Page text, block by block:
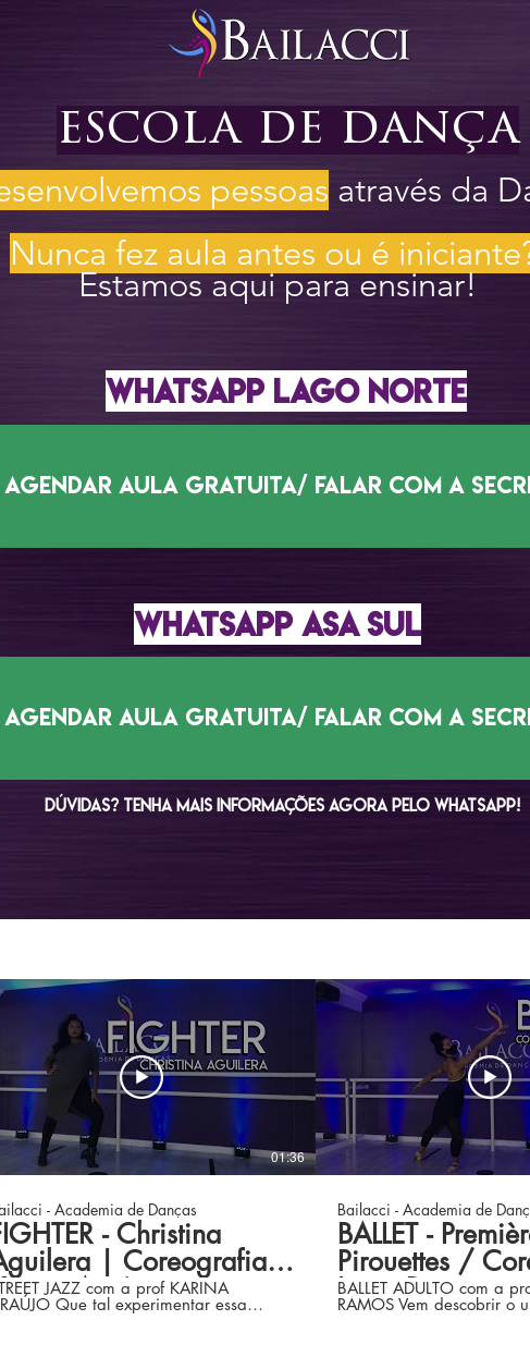
escola de dança
pessoas através da
Nunca fez aula antes ou é
Estamos aqui para ensinar!
WHATSAPP LAGO NORTE
agendar aula gratuita/ falar com a
WHATSAPP ASA SUL
agendar aula gratuita/ falar com a
Dúvidas? tenha mais informações agora pelo whatsapp!
01:36
- Academia de Danças
- Christina
| Coreografia
Araújo
JAZZ com a prof KARINA
Que tal experimentar essa
Bailacci - Academia de
BALLET -
Pirouettes /
Inara Ramos
BALLET ADULTO com a
RAMOS Vem descobrir o